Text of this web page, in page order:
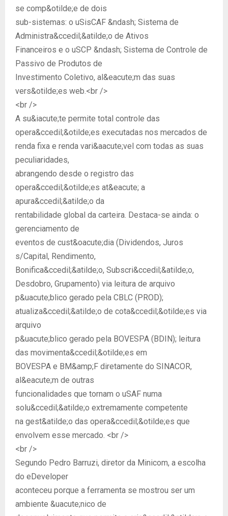
se comp&otilde;e de dois
sub-sistemas: o uSisCAF &ndash; Sistema de
Administra&ccedil;&atilde;o de Ativos
Financeiros e o uSCP &ndash; Sistema de Controle de
Passivo de Produtos de
Investimento Coletivo, al&eacute;m das suas
vers&otilde;es web.<br />
<br />
A su&iacute;te permite total controle das
opera&ccedil;&otilde;es executadas nos mercados de
renda fixa e renda vari&aacute;vel com todas as suas
peculiaridades,
abrangendo desde o registro das
opera&ccedil;&otilde;es at&eacute; a
apura&ccedil;&atilde;o da
rentabilidade global da carteira. Destaca-se ainda: o
gerenciamento de
eventos de cust&oacute;dia (Dividendos, Juros
s/Capital, Rendimento,
Bonifica&ccedil;&atilde;o, Subscri&ccedil;&atilde;o,
Desdobro, Grupamento) via leitura de arquivo
p&uacute;blico gerado pela CBLC (PROD);
atualiza&ccedil;&atilde;o de cota&ccedil;&otilde;es via
arquivo
p&uacute;blico gerado pela BOVESPA (BDIN); leitura
das movimenta&ccedil;&otilde;es em
BOVESPA e BM&amp;F diretamente do SINACOR,
al&eacute;m de outras
funcionalidades que tornam o uSAF numa
solu&ccedil;&atilde;o extremamente competente
na gest&atilde;o das opera&ccedil;&otilde;es que
envolvem esse mercado. <br />
<br />
Segundo Pedro Barruzi, diretor da Minicom, a escolha
do eDeveloper
aconteceu porque a ferramenta se mostrou ser um
ambiente &uacute;nico de